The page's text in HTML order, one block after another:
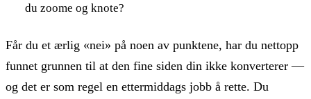
du zoome og knote?
Får du et ærlig «nei» på noen av punktene, har du nettopp
funnet grunnen til at den fine siden din ikke konverterer —
og det er som regel en ettermiddags jobb å rette. Du